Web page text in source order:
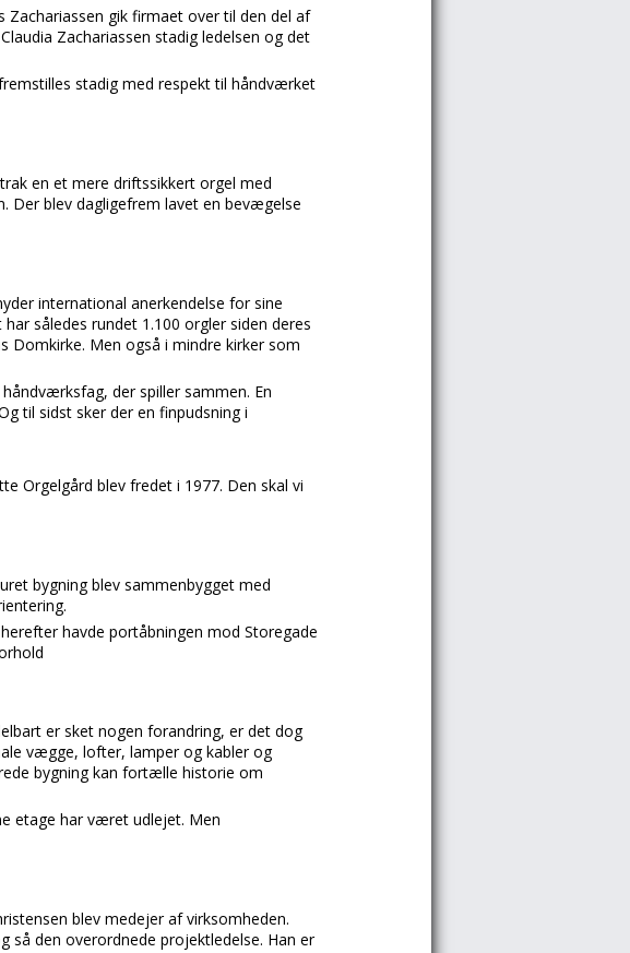
Zachariassen gik firmaet over til den del af
Zachariassen stadig ledelsen og det
stadig med respekt til håndværket
en et mere driftssikkert orgel med
Der blev dagligefrem lavet en bevægelse
international anerkendelse for sine
således rundet 1.100 orgler siden deres
Domkirke. Men også i mindre kirker som
der spiller sammen. En
til sidst sker der en finpudsning i
Orgelgård blev fredet i 1977. Den skal vi
bygning blev sammenbygget med
havde portåbningen mod Storegade
er sket nogen forandring, er det dog
vægge, lofter, lamper og kabler og
bygning kan fortælle historie om
etage har været udlejet. Men
blev medejer af virksomheden.
så den overordnede projektledelse. Han er